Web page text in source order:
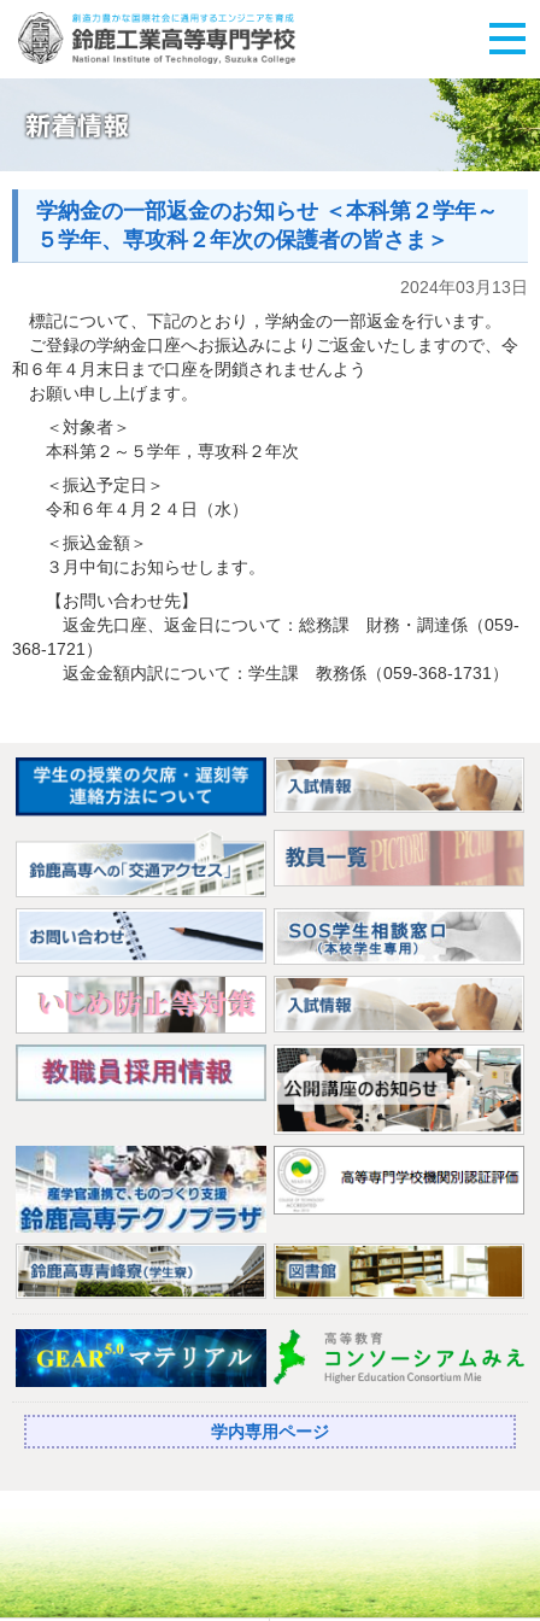
学納金の一部返金のお知らせ ＜本科第２学年～
５学年、専攻科２年次の保護者の皆さま＞
2024年03月13日
標記について、下記のとおり，学納金の一部返金を行います。
ご登録の学納金口座へお振込みによりご返金いたしますので、令
和６年４月末日まで口座を閉鎖されませんよう
お願い申し上げます。
＜対象者＞
本科第２～５学年，専攻科２年次
＜振込予定日＞
令和６年４月２４日（水）
＜振込金額＞
３月中旬にお知らせします。
【お問い合わせ先】
返金先口座、返金日について：総務課 財務・調達係（059-
368-1721）
返金金額内訳について：学生課 教務係（059-368-1731）
学内専用ページ